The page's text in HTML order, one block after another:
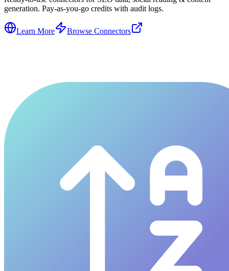
generation. Pay-as-you-go credits with audit logs.
Learn More Browse Connectors